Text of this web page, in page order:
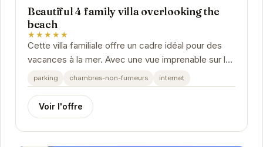
Beautiful 4 family villa overlooking the
beach
★★★★★
Cette villa familiale offre un cadre idéal pour des
vacances à la mer. Avec une vue imprenable sur la
plage, vous pourrez profiter de moments de...
parking chambres-non-fumeurs internet
Voir l'offre